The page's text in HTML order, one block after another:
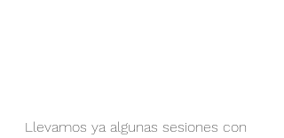
Llevamos ya algunas sesiones con